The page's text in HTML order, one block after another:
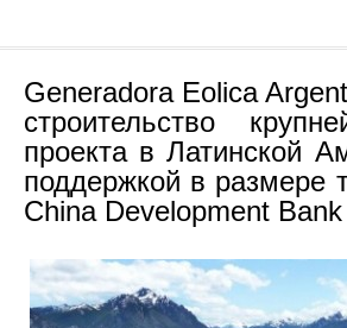
Generadora Eolica
строительство
проекта в Латинской
поддержкой в размере
China Development